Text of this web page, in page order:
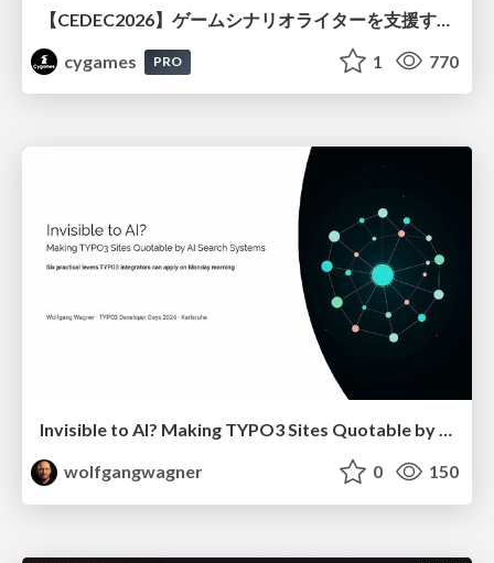
cygames
PRO 1 770
Invisible to AI? Making TYPO3 Sites Quotable by AI Search Systems
wolfgangwagner
0 150